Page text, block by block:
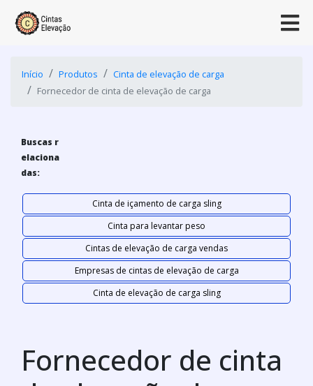
Início Produtos
Cinta de elevação de carga
Fornecedor de cinta de elevação de carga
Buscas r
elaciona
das:
Cinta de içamento de carga sling
Cinta para levantar peso
Cintas de elevação de carga vendas
Empresas de cintas de elevação de carga
Cinta de elevação de carga sling
Fornecedor de cinta